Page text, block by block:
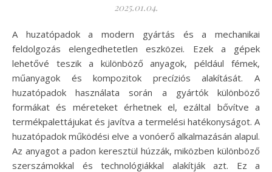
2025.01.04.
A huzatópadok a modern gyártás és a mechanikai
feldolgozás elengedhetetlen eszközei. Ezek a gépek
lehetővé teszik a különböző anyagok, például fémek,
műanyagok és kompozitok precíziós alakítását. A
huzatópadok használata során a gyártók különböző
formákat és méreteket érhetnek el, ezáltal bővítve a
termékpalettájukat és javítva a termelési hatékonyságot. A
huzatópadok működési elve a vonóerő alkalmazásán alapul.
Az anyagot a padon keresztül húzzák, miközben különböző
szerszámokkal és technológiákkal alakítják azt. Ez a